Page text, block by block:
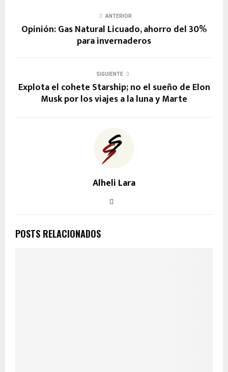
ANTERIOR
Opinión: Gas Natural Licuado, ahorro del 30%
para invernaderos
SIGUIENTE
Explota el cohete Starship; no el sueño de Elon
Musk por los viajes a la luna y Marte
Alheli Lara
POSTS RELACIONADOS